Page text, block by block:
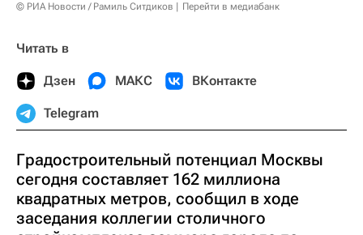
© РИА Новости / Рамиль Ситдиков Перейти в медиабанк
Читать в
Дзен МАКС ВКонтакте
Telegram
Градостроительный потенциал Москвы
сегодня составляет 162 миллиона
квадратных метров, сообщил в ходе
заседания коллегии столичного